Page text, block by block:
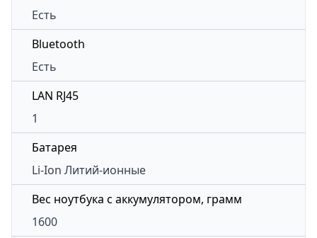
Есть
Bluetooth
Есть
LAN RJ45
1
Батарея
Li-Ion Литий-ионные
Вес ноутбука с аккумулятором, грамм
1600